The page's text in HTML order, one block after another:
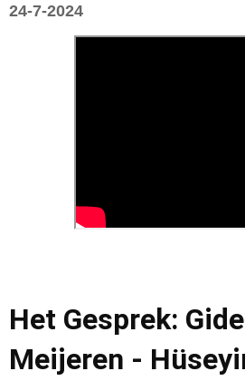
24-7-2024
Het Gesprek:
Meijeren -